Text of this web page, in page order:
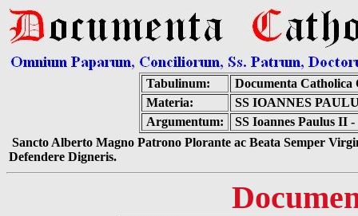
Tabulinum:
Documenta Catholica
Materia:
SS IOANNES
Argumentum:
SS Ioannes Paulus II
Sancto Alberto Magno Patrono Plorante ac Beata Semper
Defendere Digneris.